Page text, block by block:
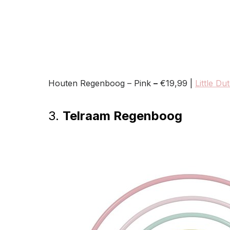
Houten Regenboog – Pink – €19,99 | Little
3. Telraam Regenboog